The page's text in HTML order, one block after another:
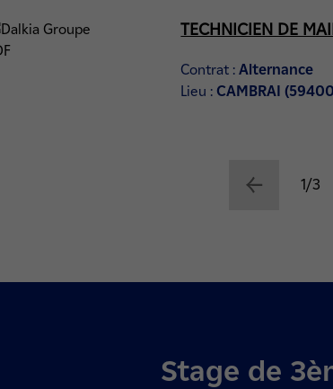
TECHNICIEN DE
Contrat :Alternance
Lieu : CAMBRAI
1/3
Stage de